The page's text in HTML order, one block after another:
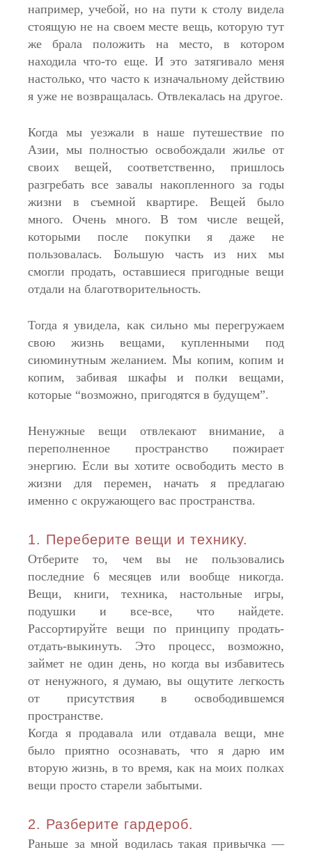
например, учебой, но на пути к столу видела
стоящую не на своем месте вещь, которую тут
же брала положить на место, в котором
находила что-то еще. И это затягивало меня
настолько, что часто к изначальному действию
я уже не возвращалась. Отвлекалась на другое.
Когда мы уезжали в наше путешествие по
Азии, мы полностью освобождали жилье от
своих вещей, соответственно, пришлось
разгребать все завалы накопленного за годы
жизни в съемной квартире. Вещей было
много. Очень много. В том числе вещей,
которыми после покупки я даже не
пользовалась. Большую часть из них мы
смогли продать, оставшиеся пригодные вещи
отдали на благотворительность.
Тогда я увидела, как сильно мы перегружаем
свою жизнь вещами, купленными под
сиюминутным желанием. Мы копим, копим и
копим, забивая шкафы и полки вещами,
которые “возможно, пригодятся в будущем”.
Ненужные вещи отвлекают внимание, а
переполненное пространство пожирает
энергию. Если вы хотите освободить место в
жизни для перемен, начать я предлагаю
именно с окружающего вас пространства.
1. Переберите вещи и технику.
Отберите то, чем вы не пользовались
последние 6 месяцев или вообще никогда.
Вещи, книги, техника, настольные игры,
подушки и все-все, что найдете.
Рассортируйте вещи по принципу продать-
отдать-выкинуть. Это процесс, возможно,
займет не один день, но когда вы избавитесь
от ненужного, я думаю, вы ощутите легкость
от присутствия в освободившемся
пространстве.
Когда я продавала или отдавала вещи, мне
было приятно осознавать, что я дарю им
вторую жизнь, в то время, как на моих полках
вещи просто старели забытыми.
2. Разберите гардероб.
Раньше за мной водилась такая привычка —